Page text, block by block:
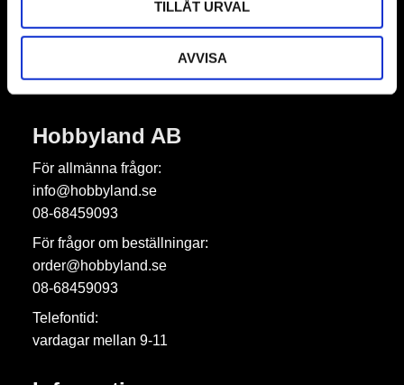
TILLÅT URVAL
AVVISA
Prenumerera
Hobbyland AB
För allmänna frågor:
info@hobbyland.se
08-68459093
För frågor om beställningar:
order@hobbyland.se
08-68459093
Telefontid:
vardagar mellan 9-11